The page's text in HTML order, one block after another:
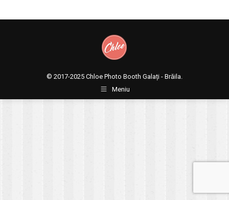
© 2017-2025 Chloe Photo Booth Galați - Brăila.
Meniu